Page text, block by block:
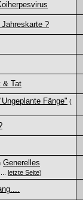
?
& Tat
Fänge" (
Generelles
letzte Seite)